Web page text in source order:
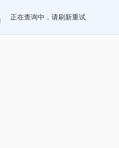
正在查询中，请刷新重试